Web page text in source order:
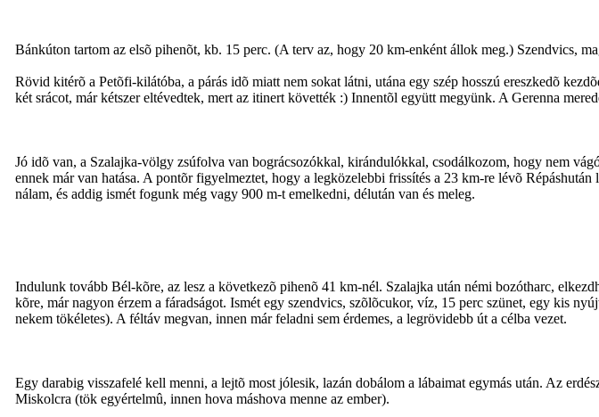
Bánkúton tartom az elsõ pihenõt, kb. 15 perc. (A terv az, hogy 20 km-enként állok meg.) Szendvics,
Rövid kitérõ a Petõfi-kilátóba, a párás idõ miatt nem sokat látni, utána egy szép hosszú ereszkedõ
két srácot, már kétszer eltévedtek, mert az itinert követték :) Innentõl együtt megyünk. A Gerenna
Jó idõ van, a Szalajka-völgy zsúfolva van bográcsozókkal, kirándulókkal, csodálkozom, hogy nem
ennek már van hatása. A pontõr figyelmeztet, hogy a legközelebbi frissítés a 23 km-re lévõ
nálam, és addig ismét fogunk még vagy 900 m-t emelkedni, délután van és meleg.
Indulunk tovább Bél-kõre, az lesz a következõ pihenõ 41 km-nél. Szalajka után némi bozótharc,
kõre, már nagyon érzem a fáradságot. Ismét egy szendvics, szõlõcukor, víz, 15 perc szünet, egy kis
nekem tökéletes). A féltáv megvan, innen már feladni sem érdemes, a legrövidebb út a célba vezet.
Egy darabig visszafelé kell menni, a lejtõ most jólesik, lazán dobálom a lábaimat egymás után. Az
Miskolcra (tök egyértelmû, innen hova máshova menne az ember).